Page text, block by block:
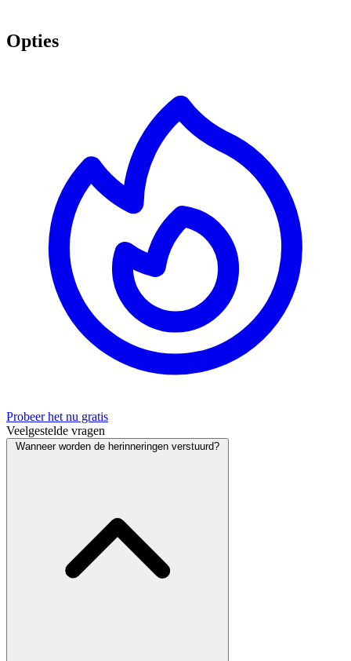
Opties
Probeer het nu gratis
Veelgestelde vragen
Wanneer worden de herinneringen verstuurd?